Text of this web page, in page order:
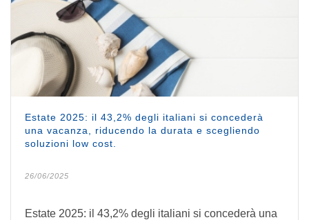
Estate 2025: il 43,2% degli italiani si concederà
una vacanza, riducendo la durata e scegliendo
soluzioni low cost.
26/06/2025
Estate 2025: il 43,2% degli italiani si concederà una